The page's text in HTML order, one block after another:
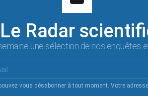
Le Radar
une sélection de nos enquêtes
vous désabonner à tout moment. Votre